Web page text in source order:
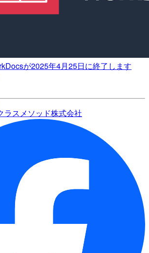
が2025年4月25日に終了します
ラスメソッド株式会社